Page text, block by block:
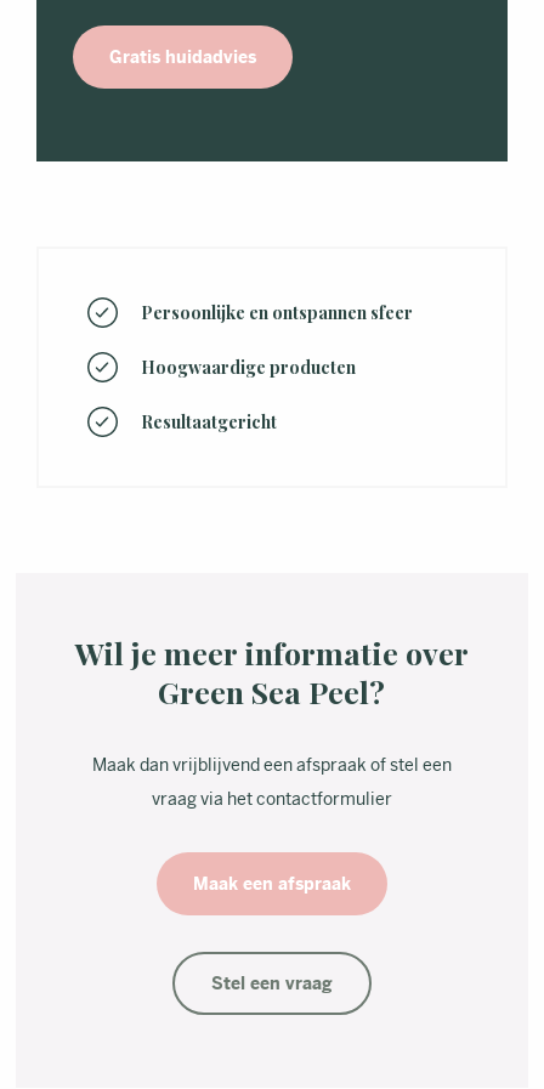
Gratis huidadvies
Persoonlijke en ontspannen sfeer
Hoogwaardige producten
Resultaatgericht
Wil je meer informatie over
Green Sea Peel?
Maak dan vrijblijvend een afspraak of stel een
vraag via het contactformulier
Maak een afspraak
Stel een vraag